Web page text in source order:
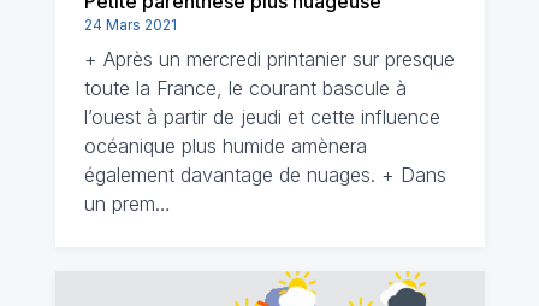
24 Mars 2021
+ Après un mercredi printanier sur presque
toute la France, le courant bascule à
l’ouest à partir de jeudi et cette influence
océanique plus humide amènera
également davantage de nuages. + Dans
un prem…